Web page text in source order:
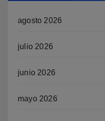
agosto 2026
julio 2026
junio 2026
mayo 2026